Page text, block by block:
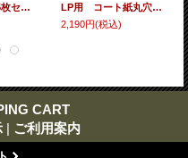
LP用 台紙 5枚セット
LP用 コート紙丸穴ジャケ 10枚セット
2,190円(税込)
CART
| ご利用案内